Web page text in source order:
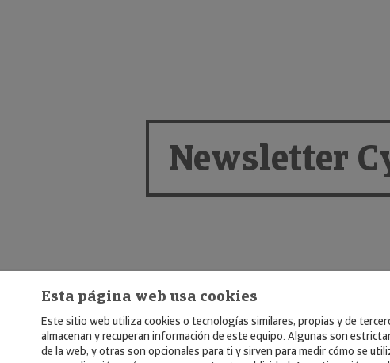
Newsletter
Esta página web usa cookies
Este sitio web utiliza cookies o tecnologías similares, propias y de
almacenan y recuperan información de este equipo. Algunas son
de la web, y otras son opcionales para ti y sirven para medir cómo se